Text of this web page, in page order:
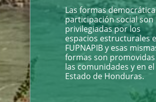
Las formas
participación social son
privilegiadas por los
espacios estructurales
FUPNAPIB y esas
formas son
las comunidades y en el
Estado de Honduras.